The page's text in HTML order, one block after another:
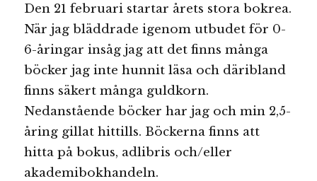
Den 21 februari startar årets stora bokrea.
När jag bläddrade igenom utbudet för 0-
6-åringar insåg jag att det finns många
böcker jag inte hunnit läsa och däribland
finns säkert många guldkorn.
Nedanstående böcker har jag och min 2,5-
åring gillat hittills. Böckerna finns att
hitta på bokus, adlibris och/eller
akademibokhandeln.